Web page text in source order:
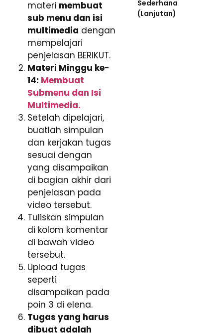
materi membuat
sub menu dan isi
multimedia dengan
mempelajari
penjelasan BERIKUT.
Materi Minggu ke-
14: Membuat
Submenu dan Isi
Multimedia.
Setelah dipelajari,
buatlah simpulan
dan kerjakan tugas
sesuai dengan
yang disampaikan
di bagian akhir dari
penjelasan pada
video tersebut.
Tuliskan simpulan
di kolom komentar
di bawah video
tersebut.
Upload tugas
seperti
disampaikan pada
poin 3 di elena.
Tugas yang harus
dibuat adalah
Sederhana
(Lanjutan)